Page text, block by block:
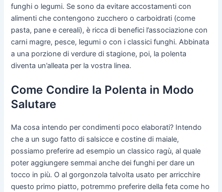
funghi o legumi. Se sono da evitare accostamenti con
alimenti che contengono zucchero o carboidrati (come
pasta, pane e cereali), è ricca di benefici l’associazione con
carni magre, pesce, legumi o con i classici funghi. Abbinata
a una porzione di verdure di stagione, poi, la polenta
diventa un’alleata per la vostra linea.
Come Condire la Polenta in Modo
Salutare
Ma cosa intendo per condimenti poco elaborati? Intendo
che a un sugo fatto di salsicce e costine di maiale,
possiamo preferire ad esempio un classico ragù, al quale
poter aggiungere semmai anche dei funghi per dare un
tocco in più. O al gorgonzola talvolta usato per arricchire
questo primo piatto, potremmo preferire della feta come ho